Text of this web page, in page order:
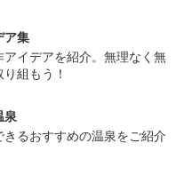
ア集
イデアを紹介。無理なく無
組もう！
泉
るおすすめの温泉をご紹介